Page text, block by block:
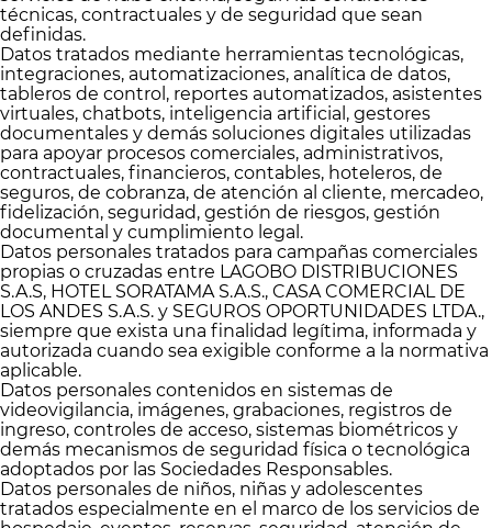
técnicas, contractuales y de seguridad que sean
definidas.
Datos tratados mediante herramientas tecnológicas,
integraciones, automatizaciones, analítica de datos,
tableros de control, reportes automatizados, asistentes
virtuales, chatbots, inteligencia artificial, gestores
documentales y demás soluciones digitales utilizadas
para apoyar procesos comerciales, administrativos,
contractuales, financieros, contables, hoteleros, de
seguros, de cobranza, de atención al cliente, mercadeo,
fidelización, seguridad, gestión de riesgos, gestión
documental y cumplimiento legal.
Datos personales tratados para campañas comerciales
propias o cruzadas entre LAGOBO DISTRIBUCIONES
S.A.S, HOTEL SORATAMA S.A.S., CASA COMERCIAL DE
LOS ANDES S.A.S. y SEGUROS OPORTUNIDADES LTDA.,
siempre que exista una finalidad legítima, informada y
autorizada cuando sea exigible conforme a la normativa
aplicable.
Datos personales contenidos en sistemas de
videovigilancia, imágenes, grabaciones, registros de
ingreso, controles de acceso, sistemas biométricos y
demás mecanismos de seguridad física o tecnológica
adoptados por las Sociedades Responsables.
Datos personales de niños, niñas y adolescentes
tratados especialmente en el marco de los servicios de